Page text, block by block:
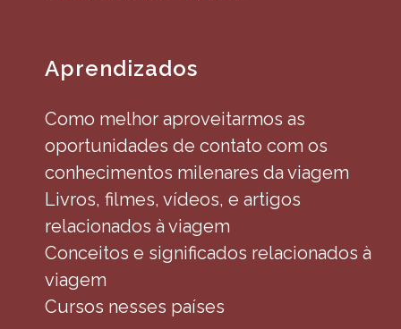
Aprendizados
Como melhor aproveitarmos as
oportunidades de contato com os
conhecimentos milenares da viagem
Livros, filmes, vídeos, e artigos
relacionados à viagem
Conceitos e significados relacionados à
viagem
Cursos nesses países